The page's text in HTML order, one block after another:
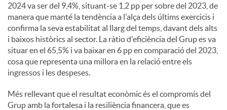
2024 va ser del 9,4%, situant-se 1,2 pp per sobre del 2023, de
manera que manté la tendència a l'alça dels últims exercicis i
confirma la seva estabilitat al llarg del temps, davant dels alts
i baixos històrics al sector. La ràtio d'eficiència del Grup es va
situar en el 65,5% i va baixar en 6 pp en comparació del 2023,
cosa que representa una millora en la relació entre els
ingressos i les despeses.
Més rellevant que el resultat econòmic és el compromís del
Grup amb la fortalesa i la resiliència financera, que es